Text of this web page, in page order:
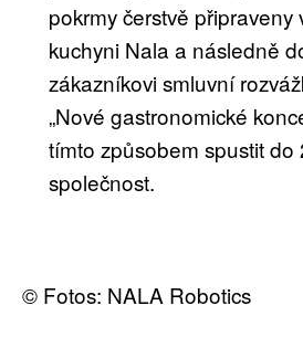
pokrmy čerstvě připraveny
kuchyni Nala a následně
zákazníkovi smluvní
„Nové gastronomické
tímto způsobem spustit do
společnost.
© Fotos: NALA Robotics